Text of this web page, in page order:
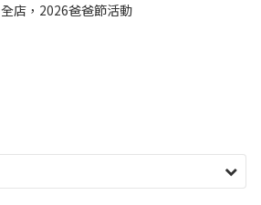
全店，2026爸爸節活動